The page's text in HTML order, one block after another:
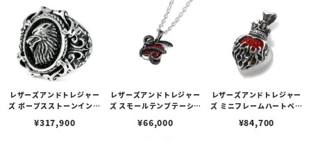
レザーズアンドトレジャー
ズ ポープスストーンインレ
ングレイ（ブラック） w/
¥317,900
レザーズアンドトレジャー
ズ スモールテンプテーショ
ンレイペンダント w/スネ
¥66,000
レザーズアンドトレジャー
ズ ミニフレームハートペン
2ndエディション レッド
¥84,700